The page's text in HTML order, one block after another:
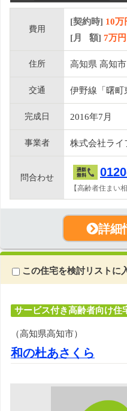
費用
[契約時] 10万
[月 額] 7万
住所 高知県 高知
交通 伊野線「曙
完成日 2016年7月
事業者 株式会社ライ
問合わせ
【高齢者住まい
詳細
この住宅を検討リストに
サービス付き高齢者向け住
（高知県高知市）
和の杜あさくら